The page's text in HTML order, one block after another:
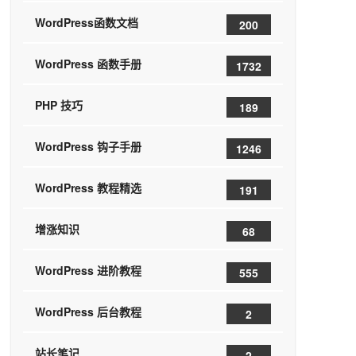
WordPress函数文档 200
WordPress 函数手册 1732
PHP 技巧 189
WordPress 钩子手册 1246
WordPress 教程精选 191
增涨知识 68
WordPress 进阶教程 555
WordPress 后台教程 2
站长笔记